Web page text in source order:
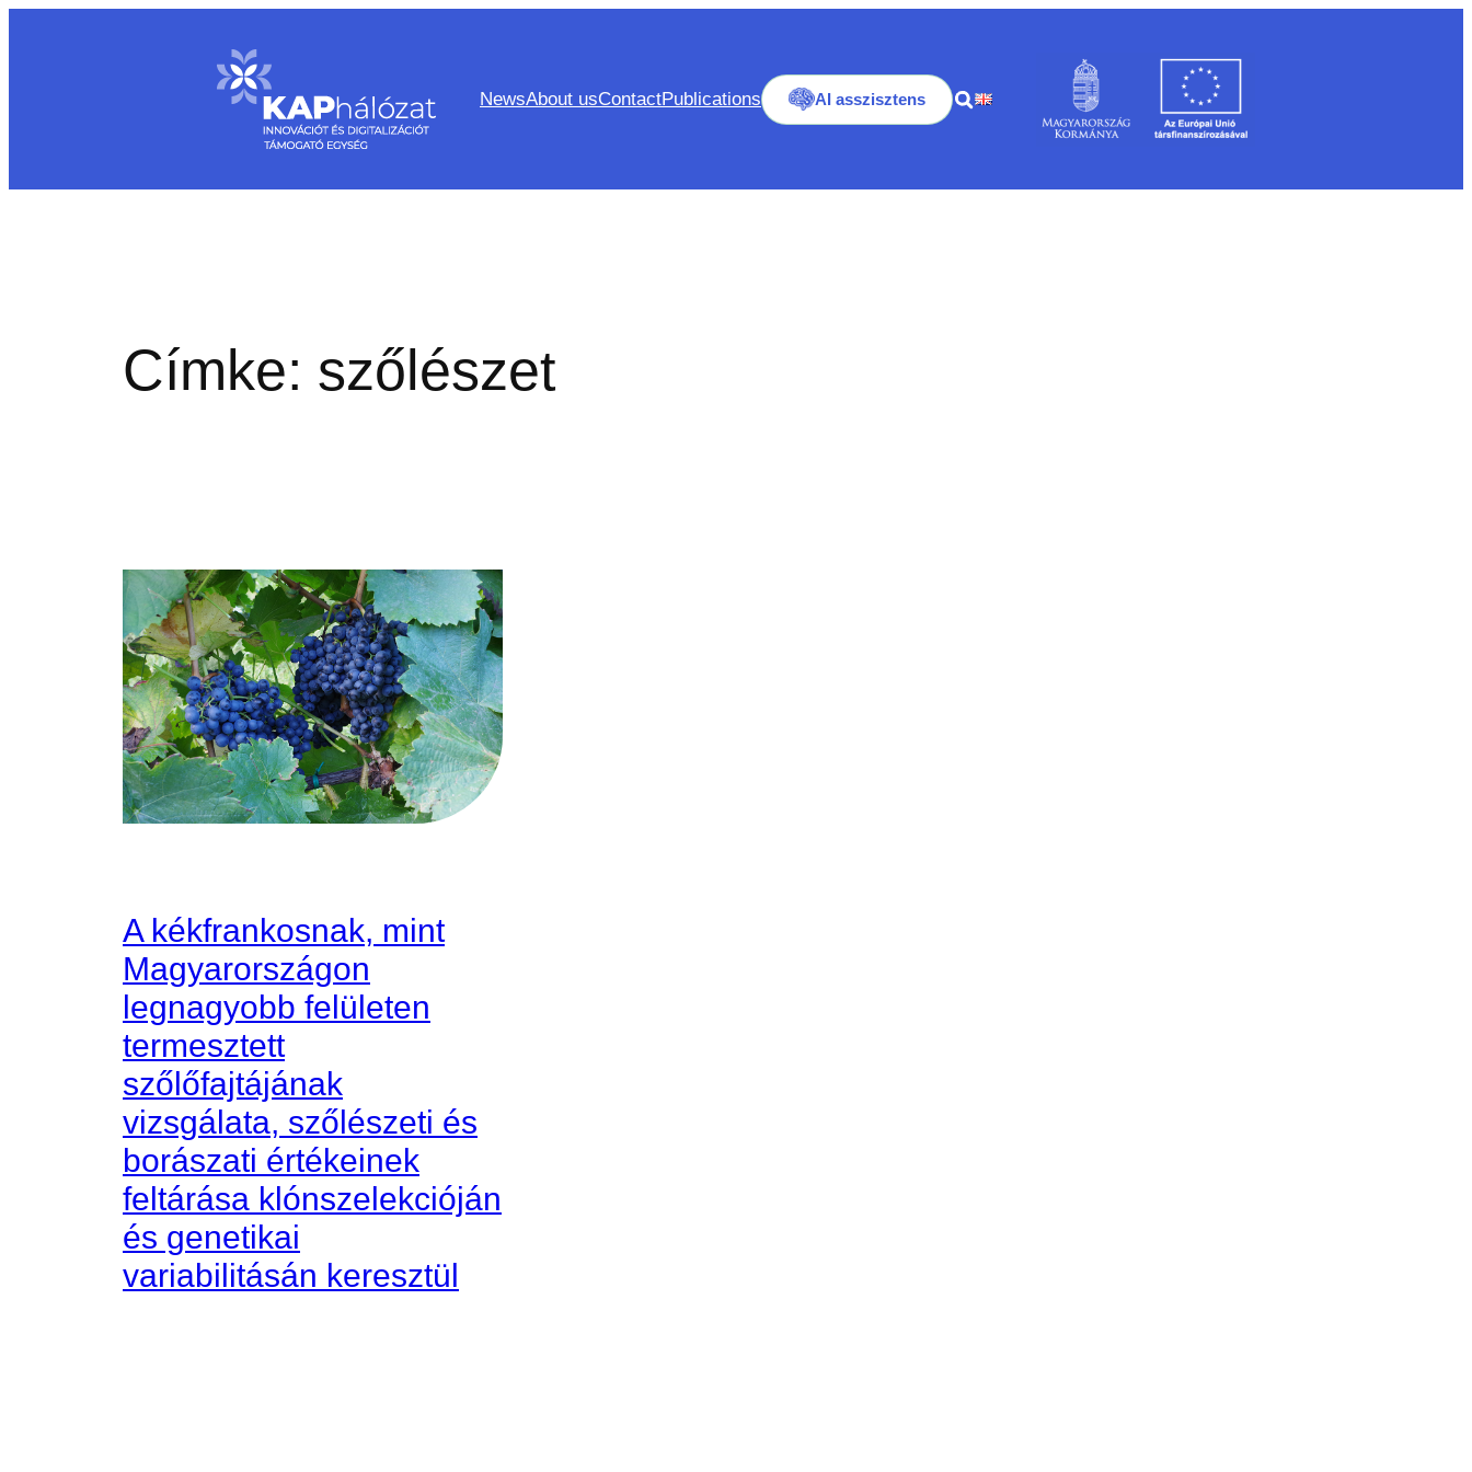
NewsAbout usContactPublications AI asszisztens
Címke: szőlészet
A kékfrankosnak, mint
Magyarországon
legnagyobb felületen
termesztett
szőlőfajtájának
vizsgálata, szőlészeti és
borászati értékeinek
feltárása klónszelekcióján
és genetikai
variabilitásán keresztül